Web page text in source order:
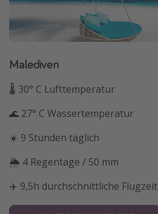
Malediven
🌡 30° C Lufttemperatur
🌊 27° C Wassertemperatur
☀️ 9 Stunden täglich
🌦 4 Regentage / 50 mm
✈️ 9,5h durchschnittliche Flugzeit